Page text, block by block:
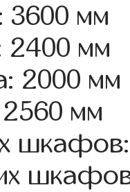
3600 мм
2400 мм
2000 мм
2560 мм